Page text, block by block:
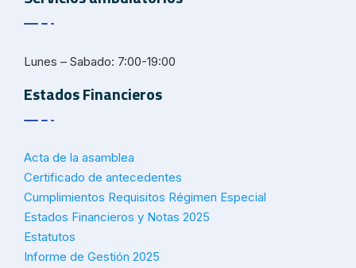
Lunes – Sabado: 7:00-19:00
Estados Financieros
Acta de la asamblea
Certificado de antecedentes
Cumplimientos Requisitos Régimen Especial
Estados Financieros y Notas 2025
Estatutos
Informe de Gestión 2025